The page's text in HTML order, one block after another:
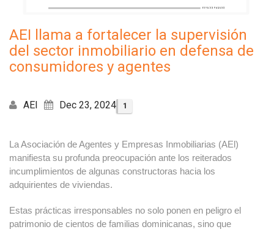
AEI llama a fortalecer la supervisión
del sector inmobiliario en defensa de
consumidores y agentes
AEI Dec 23, 2024 1
La Asociación de Agentes y Empresas Inmobiliarias (AEl)
manifiesta su profunda preocupación ante los reiterados
incumplimientos de algunas constructoras hacia los
adquirientes de viviendas.
Estas prácticas irresponsables no solo ponen en peligro el
patrimonio de cientos de familias dominicanas, sino que